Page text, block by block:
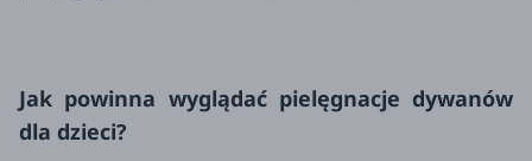
Jak powinna wyglądać pielęgnacje dywanów
dla dzieci?